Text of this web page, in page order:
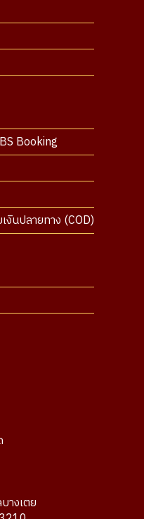
Booking
นปลายทาง (COD)
างเตย